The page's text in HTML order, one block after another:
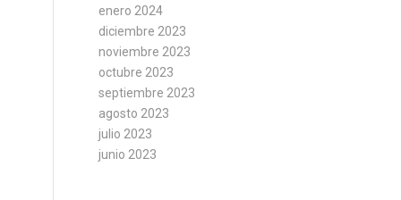
enero 2024
diciembre 2023
noviembre 2023
octubre 2023
septiembre 2023
agosto 2023
julio 2023
junio 2023